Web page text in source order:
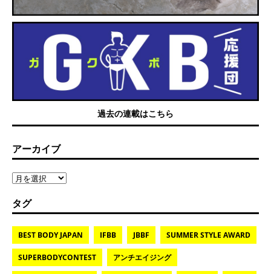
過去の連載はこちら
アーカイブ
タグ
BEST BODY JAPAN IFBB JBBF SUMMER STYLE AWARD
SUPERBODYCONTEST アンチエイジング